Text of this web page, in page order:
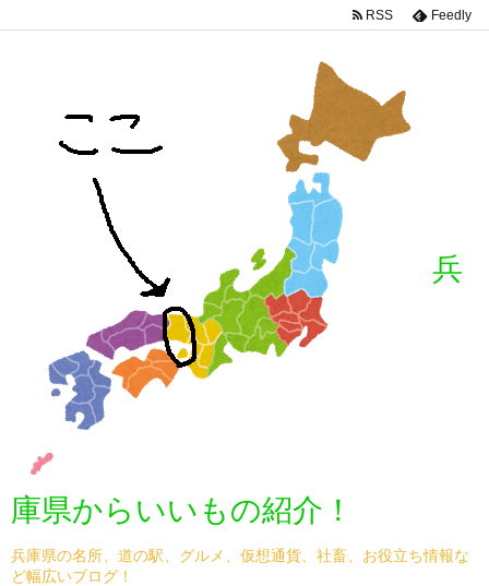
兵
庫県からいいもの紹介！
兵庫県の名所、道の駅、グルメ、仮想通貨、社畜、お役立ち情報な
ど幅広いブログ！
RSS Feedly